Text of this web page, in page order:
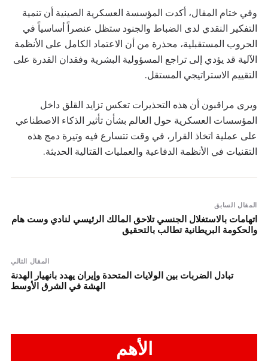
وفي ختام المقال، أكدت المؤسسة العسكرية الصينية أن تنمية
التفكير النقدي لدى الضباط والجنود ستظل عنصراً أساسياً في
الحروب المستقبلية، محذرة من أن الاعتماد الكامل على الأنظمة
الآلية قد يؤدي إلى تراجع المسؤولية البشرية وفقدان القدرة على
التقييم الاستراتيجي المستقل.
ويرى مراقبون أن هذه التحذيرات تعكس تزايد القلق داخل
المؤسسات العسكرية حول العالم بشأن تأثير الذكاء الاصطناعي
على عملية اتخاذ القرار، في وقت تتسارع فيه وتيرة دمج هذه
التقنيات في الأنظمة الدفاعية والعمليات القتالية الحديثة.
المقال السابق
اتهامات بالاستغلال الجنسي تلاحق المالك الرئيسي لنادي وست هام
والحكومة البريطانية تطالب بالتحقيق
المقال التالي
تبادل الضربات بين الولايات المتحدة وإيران يهدد بانهيار الهدنة
الهشة في الشرق الأوسط
الأهم